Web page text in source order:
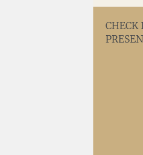
CHECK